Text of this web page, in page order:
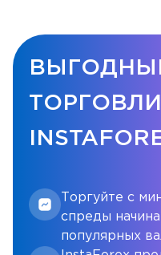
Торгуйте с
спреды
популярных